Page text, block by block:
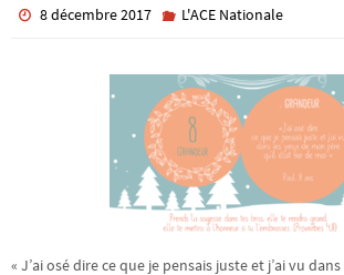
8 décembre 2017 L'ACE Nationale
« J’ai osé dire ce que je pensais juste et j’ai vu